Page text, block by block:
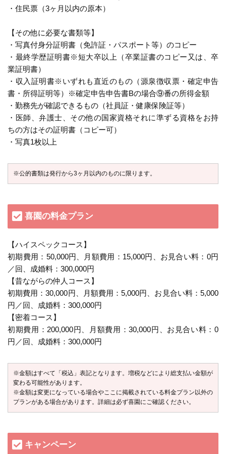
・住民票（3ヶ月以内の原本）
【その他に必要な書類等】
・写真付身分証明書（免許証・パスポート等）のコピー
・最終学歴証明書※短大卒以上（卒業証書のコピー又は、卒
業証明書）
・収入証明書※いずれも直近のもの（源泉徴収票・確定申告
書・所得証明等）※確定申告申告書Bの場合⑨番の所得金額
・勤務先が確認できるもの（社員証・健康保険証等）
・医師、弁護士、その他の国家資格それに準ずる資格をお持
ちの方はその証明書（コピー可）
・写真1枚以上
※公的書類は発行から3ヶ月以内のものに限ります。
喜園の料金プラン
【ハイスペックコース】
初期費用：50,000円、月額費用：15,000円、お見合い料：0円
／回、成婚料：300,000円
【昔ながらの仲人コース】
初期費用：30,000円、月額費用：5,000円、お見合い料：5,000
円／回、成婚料：300,000円
【密着コース】
初期費用：200,000円、月額費用：30,000円、お見合い料：0
円／回、成婚料：300,000円
※金額はすべて「税込」表記となります。増税などにより総支払い金額が
変わる可能性があります。
※金額は変更になっている場合やここに掲載されている料金プラン以外の
プランがある場合があります。詳細は必ず喜園にご確認ください。
キャンペーン